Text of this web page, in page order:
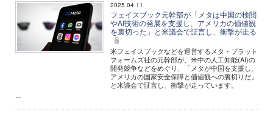
2025.04.11
フェイスブック元幹部が「メタは中国の検閲
やAI技術の発展を支援し、アメリカの価値観
を裏切った」と米議会で証言し、衝撃が走る
米フェイスブックなどを運営するメタ・プラット
フォームズ社の元幹部が、米中の人工知能(AI)の
開発競争などをめぐり、「メタが中国を支援し、
アメリカの国家安全保障と価値観への裏切りだ」
と米議会で証言し、衝撃が走っています。
...